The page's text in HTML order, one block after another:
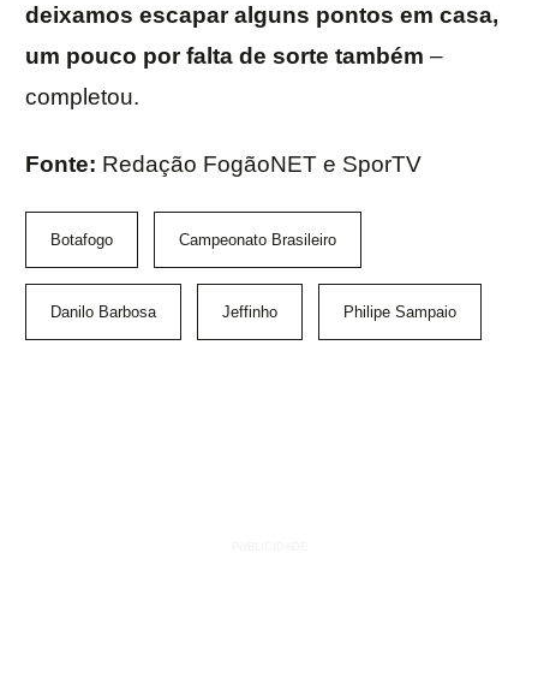
deixamos escapar alguns pontos em casa,
um pouco por falta de sorte também –
completou.
Fonte: Redação FogãoNET e SporTV
Botafogo Campeonato Brasileiro
Danilo Barbosa Jeffinho Philipe Sampaio